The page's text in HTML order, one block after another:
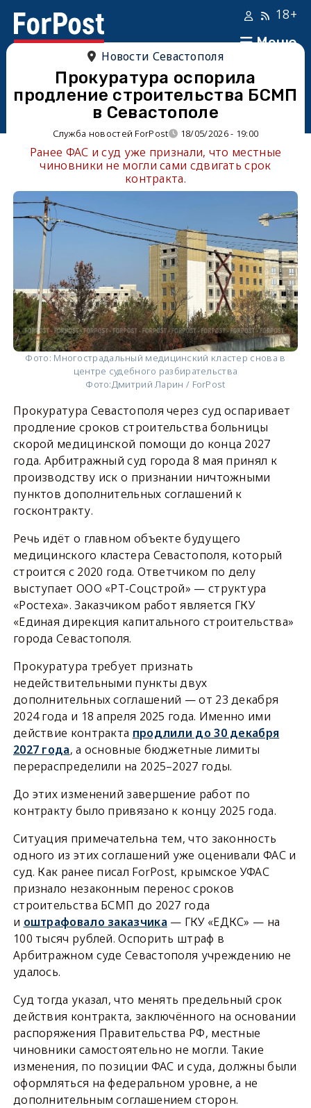
Меню
18+
Новости Севастополя
Прокуратура оспорила
продление строительства БСМП
в Севастополе
Служба новостей ForPost 18/05/2026 - 19:00
Ранее ФАС и суд уже признали, что местные
чиновники не могли сами сдвигать срок
контракта.
Фото: Многострадальный медицинский кластер снова в
центре судебного разбирательства
Фото:Дмитрий Ларин / ForPost
Прокуратура Севастополя через суд оспаривает
продление сроков строительства больницы
скорой медицинской помощи до конца 2027
года. Арбитражный суд города 8 мая принял к
производству иск о признании ничтожными
пунктов дополнительных соглашений к
госконтракту.
Речь идёт о главном объекте будущего
медицинского кластера Севастополя, который
строится с 2020 года. Ответчиком по делу
выступает ООО «РТ-Соцстрой» — структура
«Ростеха». Заказчиком работ является ГКУ
«Единая дирекция капитального строительства»
города Севастополя.
Прокуратура требует признать
недействительными пункты двух
дополнительных соглашений — от 23 декабря
2024 года и 18 апреля 2025 года. Именно ими
действие контракта продлили до 30 декабря
2027 года, а основные бюджетные лимиты
перераспределили на 2025–2027 годы.
До этих изменений завершение работ по
контракту было привязано к концу 2025 года.
Ситуация примечательна тем, что законность
одного из этих соглашений уже оценивали ФАС и
суд. Как ранее писал ForPost, крымское УФАС
признало незаконным перенос сроков
строительства БСМП до 2027 года
и оштрафовало заказчика — ГКУ «ЕДКС» — на
100 тысяч рублей. Оспорить штраф в
Арбитражном суде Севастополя учреждению не
удалось.
Суд тогда указал, что менять предельный срок
действия контракта, заключённого на основании
распоряжения Правительства РФ, местные
чиновники самостоятельно не могли. Такие
изменения, по позиции ФАС и суда, должны были
оформляться на федеральном уровне, а не
дополнительным соглашением сторон.